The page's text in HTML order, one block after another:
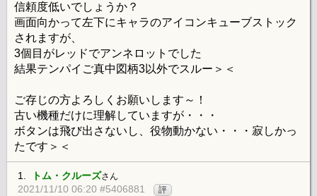
信頼度低いでしょうか？
画面向かって左下にキャラのアイコンキューブストック
されますが、
3個目がレッドでアンネロットでした
結果テンパイご真中図柄3以外でスルー＞＜
ご存じの方よろしくお願いします～！
古い機種だけに理解していますが・・・
ボタンは飛び出さないし、役物動かない・・・寂しかっ
たです＞＜
1. トム・クルーズさん
2021/11/10 06:20 #5406881 評